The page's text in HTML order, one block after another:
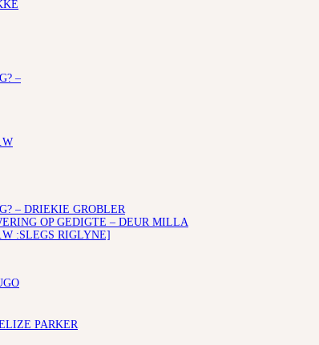
–
– DRIEKIE GROBLER
OP GEDIGTE – DEUR MILLA
:SLEGS RIGLYNE]
PARKER